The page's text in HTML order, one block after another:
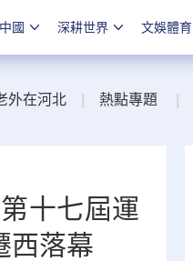
國 深耕世界 文娛體育
外在河北 熱點專題
十七屆運
西落幕